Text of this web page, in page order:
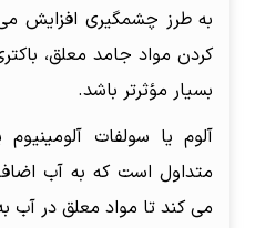
به طرز چشمگیری افزایش
کردن مواد جامد معلق،
بسیار مؤثرتر باشد.
آلوم یا سولفات
متداول است که به آب
می کند تا مواد معلق در آب